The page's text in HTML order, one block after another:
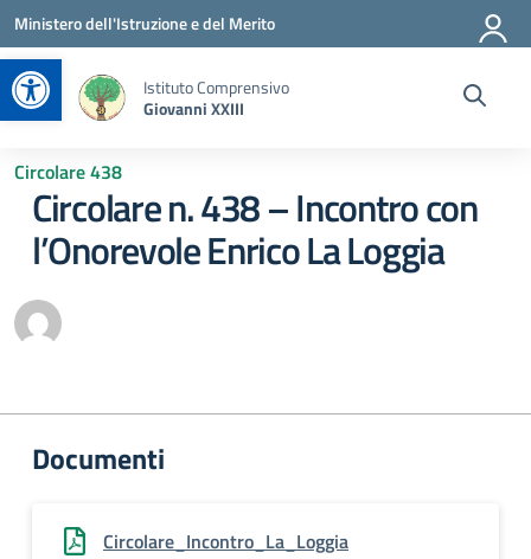
Apri la barra degli strumenti
Vai ai contenuti
Vai al menu di navigazione
Vai al footer
Ministero dell'Istruzione e del Merito
Istituto Comprensivo
Giovanni XXIII
Circolare 438
Circolare n. 438 – Incontro con
l’Onorevole Enrico La Loggia
Documenti
Circolare_Incontro_La_Loggia